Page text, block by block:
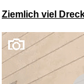
Ziemlich viel